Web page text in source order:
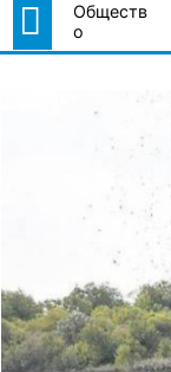
Обществ
о